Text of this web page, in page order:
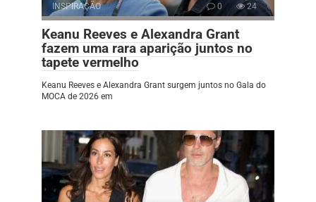
INSPIRAÇÃO 0 24
Keanu Reeves e Alexandra Grant
fazem uma rara aparição juntos no
tapete vermelho
Keanu Reeves e Alexandra Grant surgem juntos no Gala do
MOCA de 2026 em